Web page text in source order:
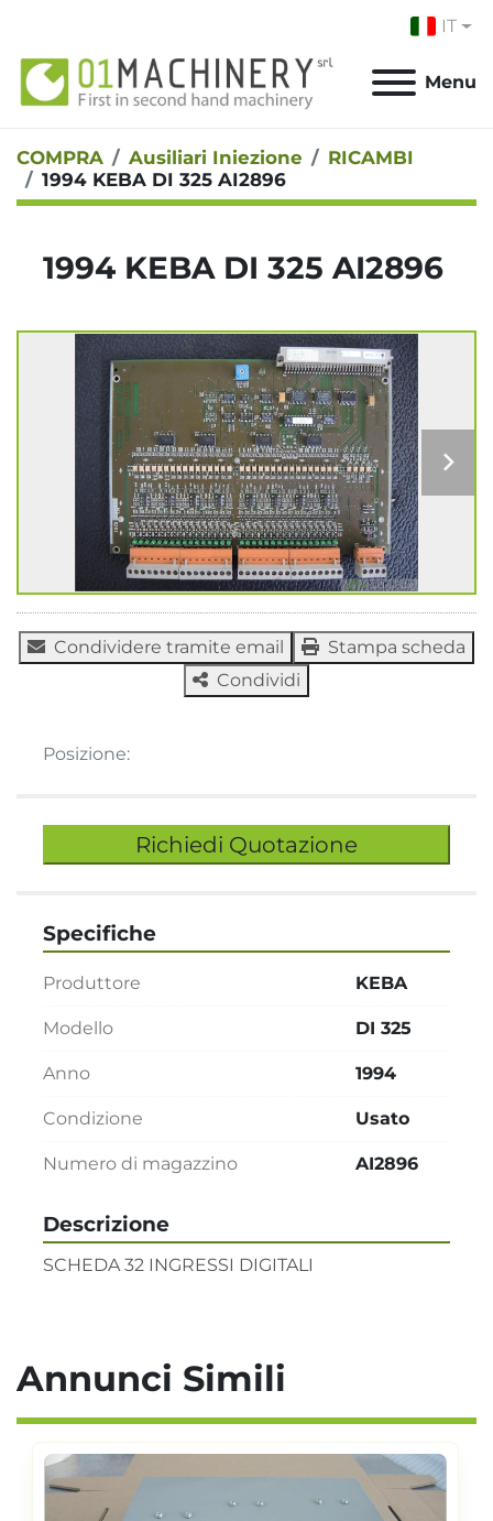
IT
Menu
COMPRA Ausiliari Iniezione
RICAMBI
1994 KEBA DI 325 AI2896
1994 KEBA DI 325 AI2896
Condividere tramite email
Stampa scheda
Condividi
Posizione:
Richiedi Quotazione
Descrizione
SCHEDA 32 INGRESSI DIGITALI
Specifiche
Produttore KEBA
Modello DI 325
Anno 1994
Condizione Usato
Numero di magazzino AI2896
Annunci Simili